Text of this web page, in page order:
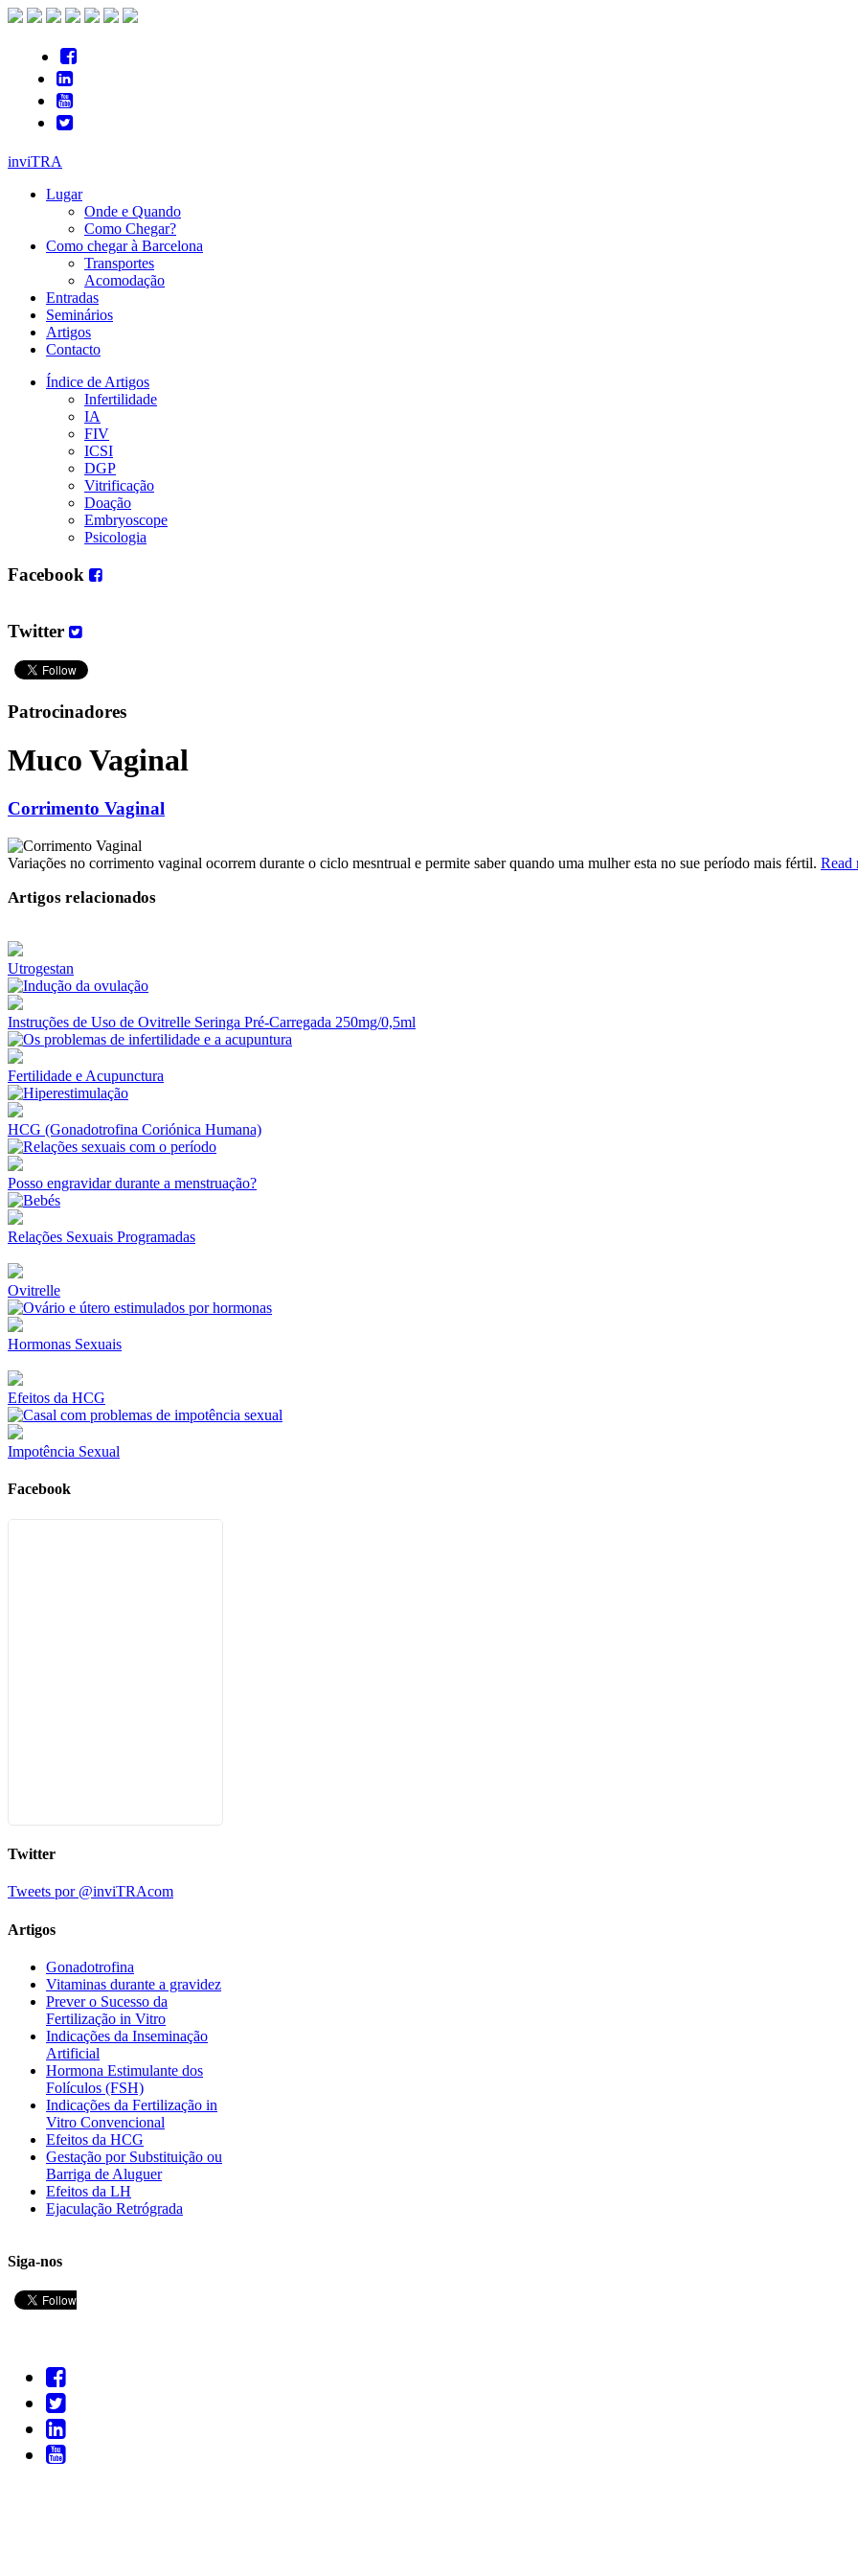
inviTRA
Lugar
Onde e Quando
Como Chegar?
Como chegar à Barcelona
Transportes
Acomodação
Entradas
Seminários
Artigos
Contacto
Índice de Artigos
Infertilidade
IA
FIV
ICSI
DGP
Vitrificação
Doação
Embryoscope
Psicologia
Facebook
Twitter
Patrocinadores
Muco Vaginal
Corrimento Vaginal
Variações no corrimento vaginal ocorrem durante o ciclo mesntrual e permite saber quando uma mulher esta no sue período mais fértil. Read
Artigos relacionados
Utrogestan
Instruções de Uso de Ovitrelle Seringa Pré-Carregada 250mg/0,5ml
Fertilidade e Acupunctura
HCG (Gonadotrofina Coriónica Humana)
Posso engravidar durante a menstruação?
Relações Sexuais Programadas
Ovitrelle
Hormonas Sexuais
Efeitos da HCG
Impotência Sexual
Facebook
Twitter
Tweets por @inviTRAcom
Artigos
Gonadotrofina
Vitaminas durante a gravidez
Prever o Sucesso da
Fertilização in Vitro
Indicações da Inseminação
Artificial
Hormona Estimulante dos
Folículos (FSH)
Indicações da Fertilização in
Vitro Convencional
Efeitos da HCG
Gestação por Substituição ou
Barriga de Aluguer
Efeitos da LH
Ejaculação Retrógrada
Siga-nos